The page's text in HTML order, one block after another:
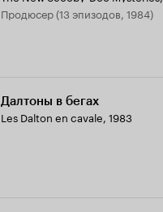
продюсер (13 эпизодов, 1984)
Далтоны в бегах
Les Dalton en cavale, 1983